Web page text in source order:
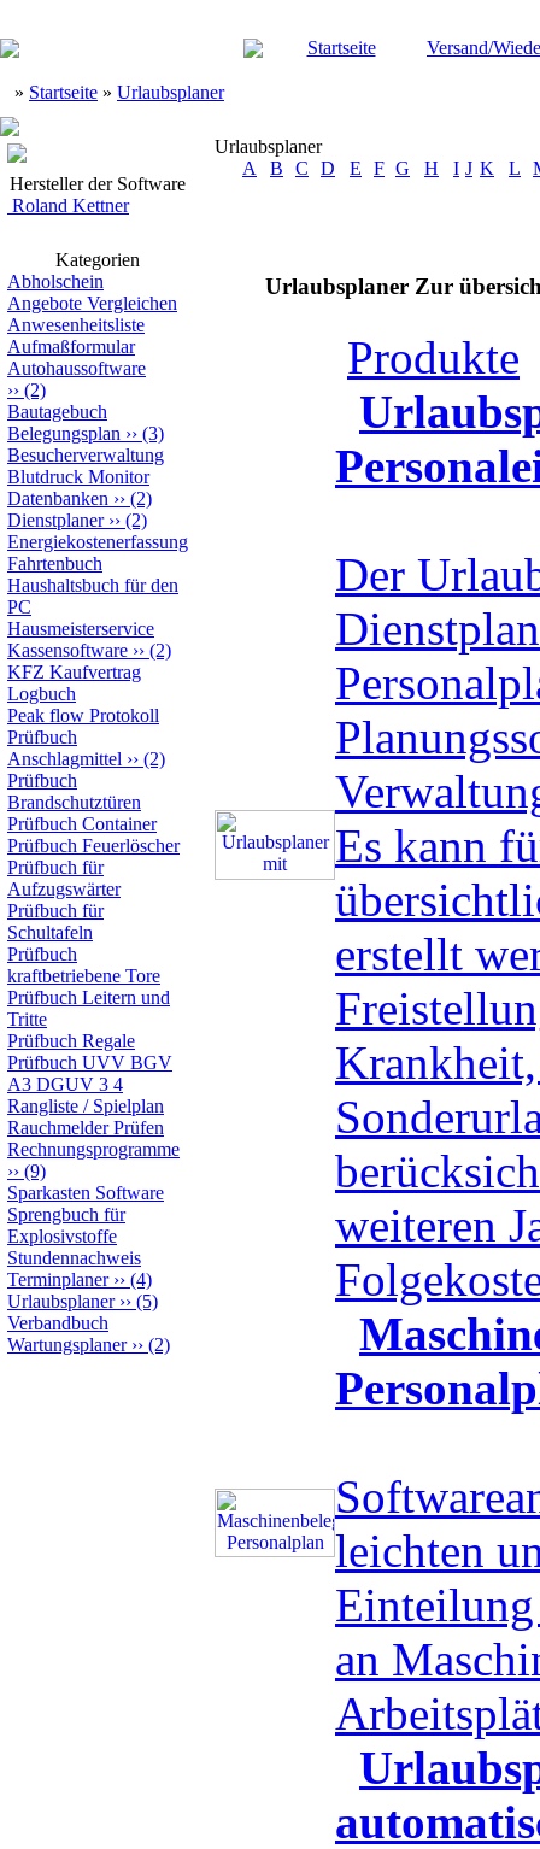
Startseite Versand/
» Startseite » Urlaubsplaner
Hersteller der Software
Roland Kettner
Kategorien
Abholschein
Angebote Vergleichen
Anwesenheitsliste
Aufmaßformular
Autohaussoftware
›› (2)
Bautagebuch
Belegungsplan ›› (3)
Besucherverwaltung
Blutdruck Monitor
Datenbanken ›› (2)
Dienstplaner›› (2)
Energiekostenerfassung
Fahrtenbuch
Haushaltsbuch für den
PC
Hausmeisterservice
Kassensoftware ›› (2)
KFZ Kaufvertrag
Logbuch
Peak flow Protokoll
Prüfbuch
Anschlagmittel ›› (2)
Prüfbuch
Brandschutztüren
Prüfbuch Container
Prüfbuch Feuerlöscher
Prüfbuch für
Aufzugswärter
Prüfbuch für
Schultafeln
Prüfbuch
kraftbetriebene Tore
Prüfbuch Leitern und
Tritte
Prüfbuch Regale
Prüfbuch UVV BGV
A3 DGUV 3 4
Rangliste / Spielplan
Rauchmelder Prüfen
Rechnungsprogramme
›› (9)
Sparkasten Software
Sprengbuch für
Explosivstoffe
Stundennachweis
Terminplaner›› (4)
Urlaubsplaner›› (5)
Verbandbuch
Wartungsplaner›› (2)
Urlaubsplaner
A
B C D E F G H I J K L
Urlaubsplaner Zur
Produkte
Der
Es kann
erstellt
weiteren
leichten
an